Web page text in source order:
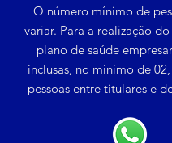
O número mínimo de
variar. Para a realização
plano de saúde
inclusas, no mínimo de
pessoas entre titulares e